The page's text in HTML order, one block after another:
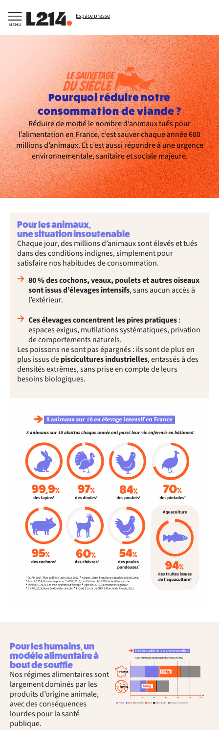
Espace presse
Pourquoi réduire notre
consommation de viande ?
Réduire de moitié le nombre d’animaux tués pour
l’alimentation en France, c’est sauver chaque année 600
millions d’animaux. Et c’est aussi répondre à une urgence
environnementale, sanitaire et sociale majeure.
Pour les animaux,
une situation insoutenable
Chaque jour, des millions d’animaux sont élevés et tués
dans des conditions indignes, simplement pour
satisfaire nos habitudes de consommation.
80 % des cochons, veaux, poulets et autres oiseaux
sont issus d’élevages intensifs, sans aucun accès à
l’extérieur.
Ces élevages concentrent les pires pratiques:
espaces exigus, mutilations systématiques, privation
de comportements naturels.
Les poissons ne sont pas épargnés : ils sont de plus en
plus issus depiscicultures industrielles, entassés à des
densités extrêmes, sans prise en compte de leurs
besoins biologiques.
Pour les humains, un
modèle alimentaire à
bout de souffle
Nos régimes alimentaires sont
largement dominés par les
produits d’origine animale,
avec des conséquences
lourdes pour la santé
publique.